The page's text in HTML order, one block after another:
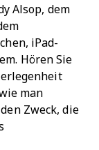
Alsop, dem
iPad-
Hören Sie
man
Zweck, die